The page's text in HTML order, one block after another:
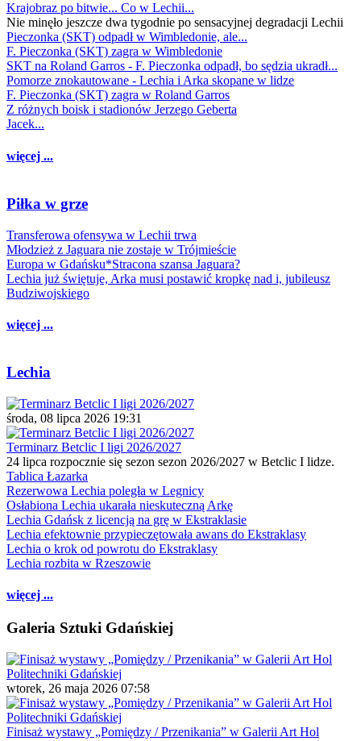
Krajobraz po bitwie... Co w Lechii...
Nie minęło jeszcze dwa tygodnie po sensacyjnej degradacji Lechii
Pieczonka (SKT) odpadł w Wimbledonie, ale...
F. Pieczonka (SKT) zagra w Wimbledonie
SKT na Roland Garros - F. Pieczonka odpadł, bo sędzia ukradł...
Pomorze znokautowane - Lechia i Arka skopane w lidze
F. Pieczonka (SKT) zagra w Roland Garros
Z różnych boisk i stadionów Jerzego Geberta
Jacek...
więcej ...
Piłka w grze
Transferowa ofensywa w Lechii trwa
Młodzież z Jaguara nie zostaje w Trójmieście
Europa w Gdańsku*Stracona szansa Jaguara?
Lechia już świętuje, Arka musi postawić kropkę nad i, jubileusz
Budziwojskiego
więcej ...
Lechia
środa, 08 lipca 2026 19:31
Terminarz Betclic I ligi 2026/2027
24 lipca rozpocznie się sezon sezon 2026/2027 w Betclic I lidze.
Tablica Łazarka
Rezerwowa Lechia poległa w Legnicy
Osłabiona Lechia ukarała nieskuteczną Arkę
Lechia Gdańsk z licencją na grę w Ekstraklasie
Lechia efektownie przypieczętowała awans do Ekstraklasy
Lechia o krok od powrotu do Ekstraklasy
Lechia rozbita w Rzeszowie
więcej ...
Galeria Sztuki Gdańskiej
wtorek, 26 maja 2026 07:58
Finisaż wystawy „Pomiędzy / Przenikania” w Galerii Art Hol